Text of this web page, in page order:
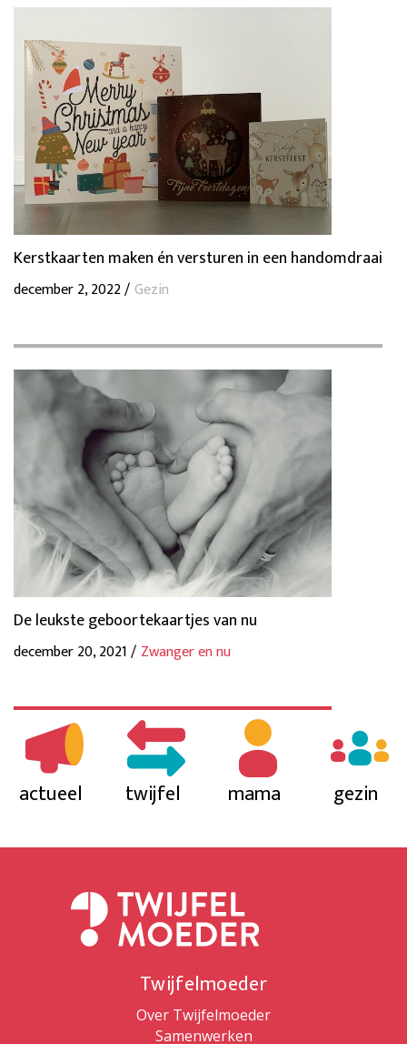
Kerstkaarten maken én versturen in een handomdraai
december 2, 2022 /Gezin
De leukste geboortekaartjes van nu
december 20, 2021 / Zwanger en nu
actueel twijfel mama gezin
Twijfelmoeder
Over Twijfelmoeder
Samenwerken